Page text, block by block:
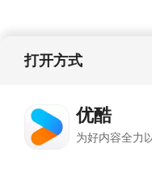
打开方式
优酷
为好内容全力